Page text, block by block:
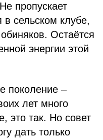
пропускает
сельском клубе,
Остаётся
энергии этой
поколение –
лет много
это так. Но совет
дать только